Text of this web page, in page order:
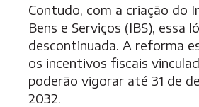
Contudo, com a criação do
Bens e Serviços (IBS), essa
descontinuada. A reforma
os incentivos fiscais
poderão vigorar até 31 de
2032.